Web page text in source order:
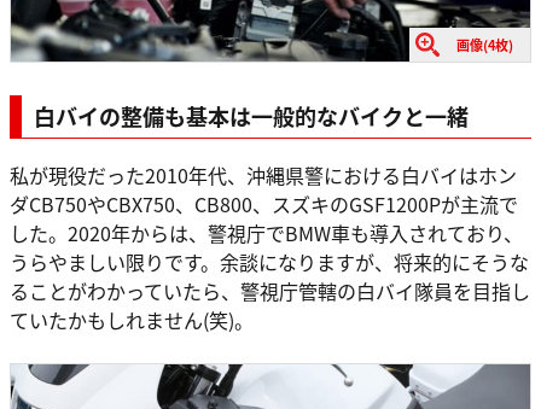
画像(4枚)
白バイの整備も基本は一般的なバイクと一緒
私が現役だった2010年代、沖縄県警における白バイはホン
ダCB750やCBX750、CB800、スズキのGSF1200Pが主流で
した。2020年からは、警視庁でBMW車も導入されており、
うらやましい限りです。余談になりますが、将来的にそうな
ることがわかっていたら、警視庁管轄の白バイ隊員を目指し
ていたかもしれません(笑)。